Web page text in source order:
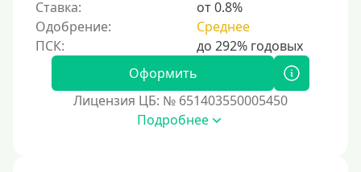
Ставка:
от 0.8%
Одобрение:
Среднее
Оформить
Лицензия ЦБ: № 651403550005450
Подробнее